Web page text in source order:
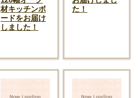
材キッチンボ
ードをお届け
しました！
た！